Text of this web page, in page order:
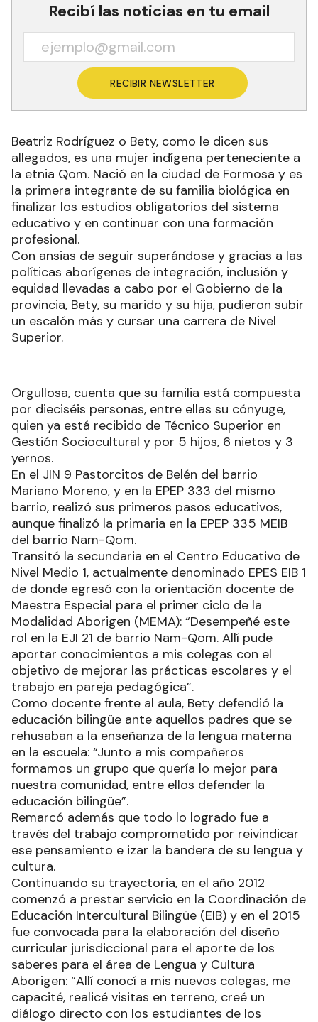
Recibí las noticias en tu email
RECIBIR NEWSLETTER
Beatriz Rodríguez o Bety, como le dicen sus
allegados, es una mujer indígena perteneciente a
la etnia Qom. Nació en la ciudad de Formosa y es
la primera integrante de su familia biológica en
finalizar los estudios obligatorios del sistema
educativo y en continuar con una formación
profesional.
Con ansias de seguir superándose y gracias a las
políticas aborígenes de integración, inclusión y
equidad llevadas a cabo por el Gobierno de la
provincia, Bety, su marido y su hija, pudieron subir
un escalón más y cursar una carrera de Nivel
Superior.
Orgullosa, cuenta que su familia está compuesta
por dieciséis personas, entre ellas su cónyuge,
quien ya está recibido de Técnico Superior en
Gestión Sociocultural y por 5 hijos, 6 nietos y 3
yernos.
En el JIN 9 Pastorcitos de Belén del barrio
Mariano Moreno, y en la EPEP 333 del mismo
barrio, realizó sus primeros pasos educativos,
aunque finalizó la primaria en la EPEP 335 MEIB
del barrio Nam-Qom.
Transitó la secundaria en el Centro Educativo de
Nivel Medio 1, actualmente denominado EPES EIB 1
de donde egresó con la orientación docente de
Maestra Especial para el primer ciclo de la
Modalidad Aborigen (MEMA): “Desempeñé este
rol en la EJI 21 de barrio Nam-Qom. Allí pude
aportar conocimientos a mis colegas con el
objetivo de mejorar las prácticas escolares y el
trabajo en pareja pedagógica”.
Como docente frente al aula, Bety defendió la
educación bilingüe ante aquellos padres que se
rehusaban a la enseñanza de la lengua materna
en la escuela: “Junto a mis compañeros
formamos un grupo que quería lo mejor para
nuestra comunidad, entre ellos defender la
educación bilingüe”.
Remarcó además que todo lo logrado fue a
través del trabajo comprometido por reivindicar
ese pensamiento e izar la bandera de su lengua y
cultura.
Continuando su trayectoria, en el año 2012
comenzó a prestar servicio en la Coordinación de
Educación Intercultural Bilingüe (EIB) y en el 2015
fue convocada para la elaboración del diseño
curricular jurisdiccional para el aporte de los
saberes para el área de Lengua y Cultura
Aborigen: “Allí conocí a mis nuevos colegas, me
capacité, realicé visitas en terreno, creé un
diálogo directo con los estudiantes de los